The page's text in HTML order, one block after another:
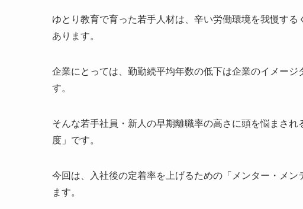
ゆとり教育で育った若手人材は、辛い労働環境を我慢す
あります。
企業にとっては、勤勤続平均年数の低下は企業のイメー
す。
そんな若手社員・新人の早期離職率の高さに頭を悩まさ
度」です。
今回は、入社後の定着率を上げるための「メンター・メ
ます。